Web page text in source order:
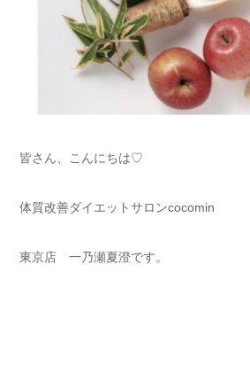
皆さん、こんにちは♡
体質改善ダイエットサロンcocomin
東京店 一乃瀬夏澄です。